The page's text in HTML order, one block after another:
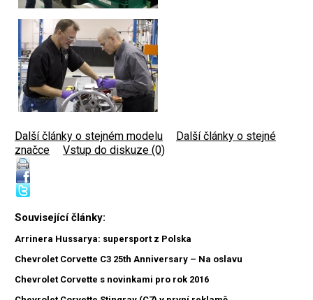
Další články o stejném modelu
Další články o stejné
značce
Vstup do diskuze (0)
Související články:
Arrinera Hussarya: supersport z Polska
Chevrolet Corvette C3 25th Anniversary – Na oslavu
Chevrolet Corvette s novinkami pro rok 2016